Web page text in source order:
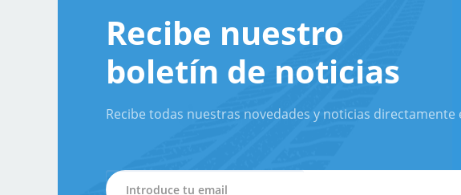
Recibe nuestro
boletín de noticias
Recibe todas nuestras novedades y noticias